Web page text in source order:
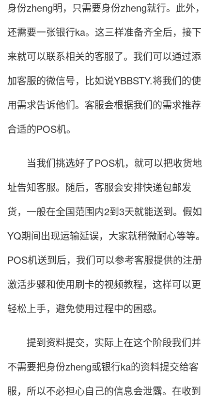
身份zheng明，只需要身份zheng就行。此外，
还需要一张银行ka。这三样准备齐全后，接下
来就可以联系相关的客服了。我们可以通过添
加客服的微信号，比如说YBBSTY.将我们的使
用需求告诉他们。客服会根据我们的需求推荐
合适的POS机。
当我们挑选好了POS机，就可以把收货地
址告知客服。随后，客服会安排快递包邮发
货，一般在全国范围内2到3天就能送到。假如
YQ期间出现运输延误，大家就稍微耐心等等。
POS机送到后，我们可以参考客服提供的注册
激活步骤和使用刷卡的视频教程，这样可以更
轻松上手，避免使用过程中的困惑。
提到资料提交，实际上在这个阶段我们并
不需要把身份zheng或银行ka的资料提交给客
服，所以不必担心自己的信息会泄露。在收到